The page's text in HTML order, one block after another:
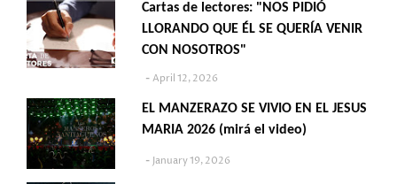
Cartas de lectores: "NOS PIDIÓ
LLORANDO QUE ÉL SE QUERÍA VENIR
CON NOSOTROS"
April 12, 2026
EL MANZERAZO SE VIVIO EN EL JESUS
MARIA 2026 (mirá el video)
January 19, 2026